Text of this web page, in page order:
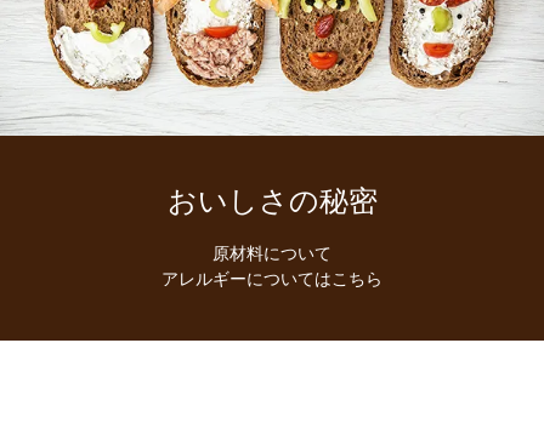
おいしさの秘密
原材料について
アレルギーについてはこちら